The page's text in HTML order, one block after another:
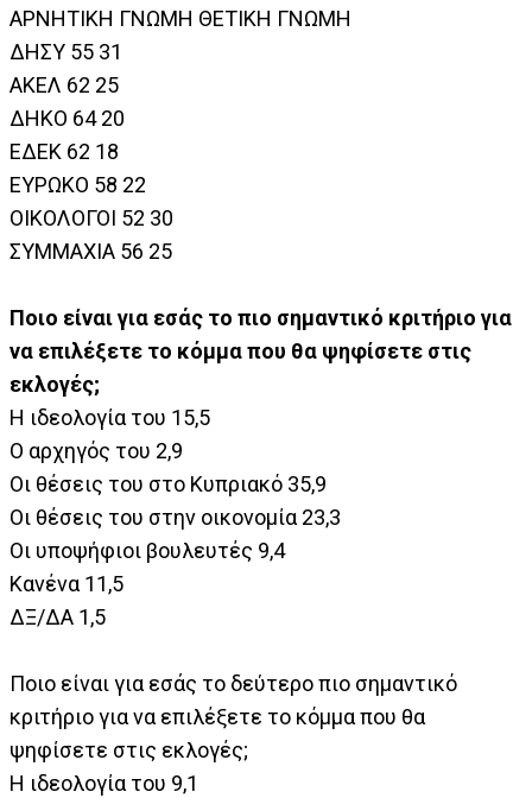
ΑΡΝΗΤΙΚΗ ΓΝΩΜΗ ΘΕΤΙΚΗ ΓΝΩΜΗ
ΔΗΣΥ 55 31
ΑΚΕΛ 62 25
ΔΗΚΟ 64 20
ΕΔΕΚ 62 18
ΕΥΡΩΚΟ 58 22
ΟΙΚΟΛΟΓΟΙ 52 30
ΣΥΜΜΑΧΙΑ 56 25
Ποιο είναι για εσάς το πιο σημαντικό κριτήριο για
να επιλέξετε το κόμμα που θα ψηφίσετε στις
εκλογές;
Η ιδεολογία του 15,5
Ο αρχηγός του 2,9
Οι θέσεις του στο Κυπριακό 35,9
Οι θέσεις του στην οικονομία 23,3
Οι υποψήφιοι βουλευτές 9,4
Κανένα 11,5
ΔΞ/ΔΑ 1,5
Ποιο είναι για εσάς το δεύτερο πιο σημαντικό
κριτήριο για να επιλέξετε το κόμμα που θα
ψηφίσετε στις εκλογές;
Η ιδεολογία του 9,1